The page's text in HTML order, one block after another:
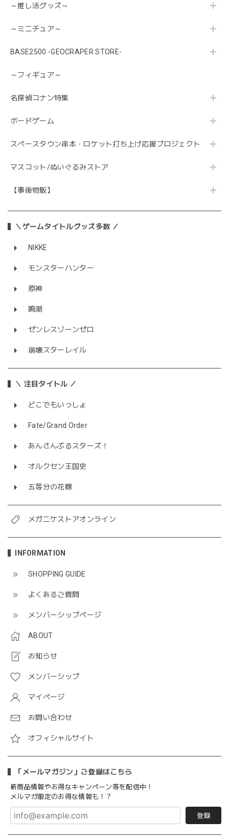
～推し活グッズ～
～ミニチュア～
BASE2500 -GEOCRAPER STORE-
～フィギュア～
名探偵コナン特集
ボードゲーム
スペースタウン串本・ロケット打ち上げ応援プロジェクト
マスコット/ぬいぐるみストア
【事後物販】
＼ゲームタイトルグッズ多数 ／
NIKKE
モンスターハンター
原神
鳴潮
ゼンレスゾーンゼロ
崩壊スターレイル
＼ 注目タイトル ／
どこでもいっしょ
Fate/Grand Order
あんさんぶるスターズ！
オルクセン王国史
五等分の花嫁
メガニケストアオンライン
INFORMATION
SHOPPING GUIDE
よくあるご質問
メンバーシップページ
ABOUT
お知らせ
メンバーシップ
マイページ
お問い合わせ
オフィシャルサイト
「メールマガジン」ご登録はこちら
新商品情報やお得なキャンペーン等を配信中！
メルマガ限定のお得な情報も！？
登録